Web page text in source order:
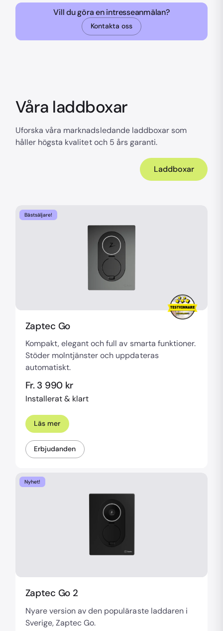
Vill du göra en intresseanmälan?
Kontakta oss
Våra laddboxar
Uforska våra marknadsledande laddboxar som
håller högsta kvalitet och 5 års garanti.
Laddboxar
Bästsäljare!
Zaptec Go
Kompakt, elegant och full av smarta funktioner.
Stöder molntjänster och uppdateras
automatiskt.
Fr. 3 990 kr
Installerat & klart
Läs mer
Erbjudanden
Nyhet!
Zaptec Go 2
Nyare version av den populäraste laddaren i
Sverige, Zaptec Go.